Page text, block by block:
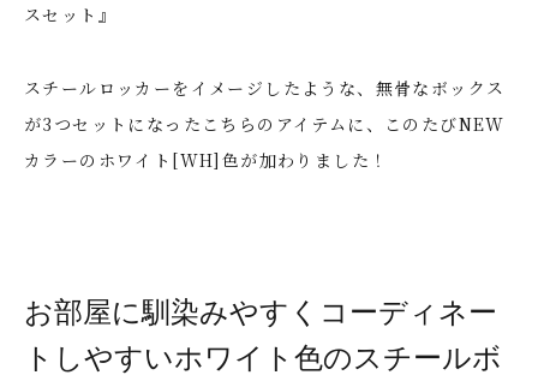
スセット』
スチールロッカーをイメージしたような、無骨なボックス
が3つセットになったこちらのアイテムに、このたびNEW
カラーのホワイト[WH]色が加わりました！
お部屋に馴染みやすくコーディネー
トしやすいホワイト色のスチールボ